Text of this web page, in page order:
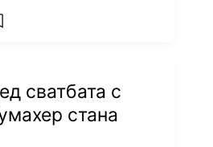
favorites
сватбата с
стана